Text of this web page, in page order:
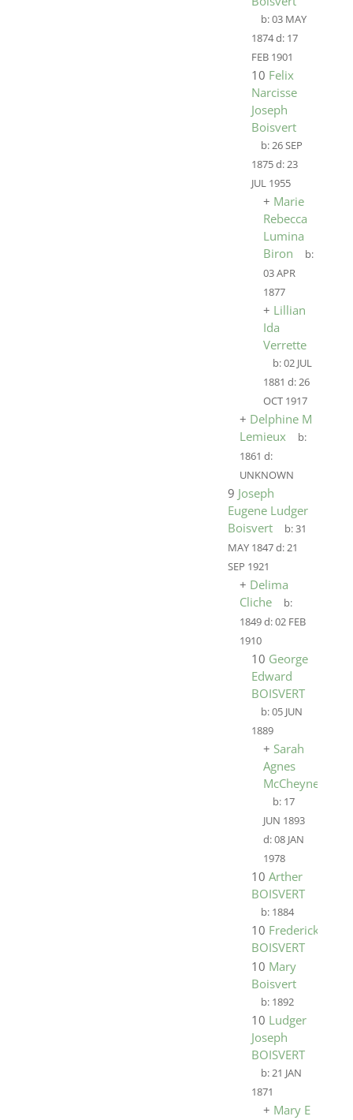
b:03 MAY
1874d: 17
FEB 1901
10 Felix
Narcisse
Joseph
Boisvert
b:26 SEP
1875d:23
JUL 1955
+ Marie
Rebecca
Lumina
Biron
b:
03 APR
1877
+ Lillian
Ida
Verrette
b:02 JUL
1881 d:26
OCT 1917
+ Delphine M
Lemieux
b:
1861 d:
UNKNOWN
9 Joseph
Eugene Ludger
Boisvert
b:31
MAY 1847d:21
SEP 1921
+ Delima
Cliche
b:
1849d:02 FEB
1910
10 George
Edward
BOISVERT
b:05 JUN
1889
+ Sarah
Agnes
McCheyne
b: 17
JUN 1893
d:08 JAN
1978
10 Arther
BOISVERT
b: 1884
10 Frederick
BOISVERT
10 Mary
Boisvert
b: 1892
10 Ludger
Joseph
BOISVERT
b:21 JAN
1871
+ Mary E